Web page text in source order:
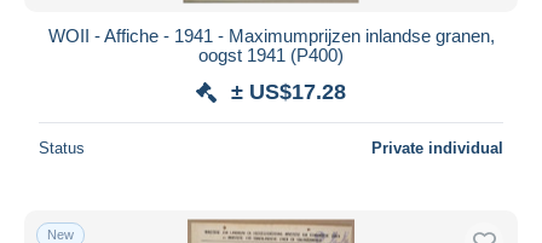
WOII - Affiche - 1941 - Maximumprijzen inlandse granen,
oogst 1941 (P400)
± US$17.28
Status Private individual
New